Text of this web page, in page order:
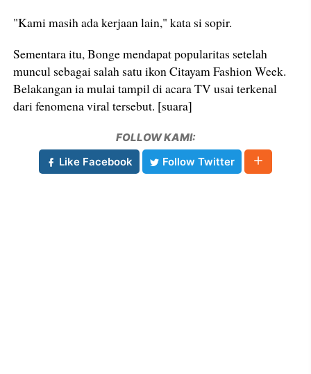
"Kami masih ada kerjaan lain," kata si sopir.
Sementara itu, Bonge mendapat popularitas setelah
muncul sebagai salah satu ikon Citayam Fashion Week.
Belakangan ia mulai tampil di acara TV usai terkenal
dari fenomena viral tersebut. [suara]
FOLLOW KAMI:
Like Facebook
Follow Twitter